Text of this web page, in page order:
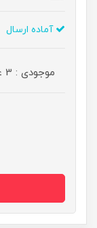
آماده ارسال
موجودی : 3 عدد